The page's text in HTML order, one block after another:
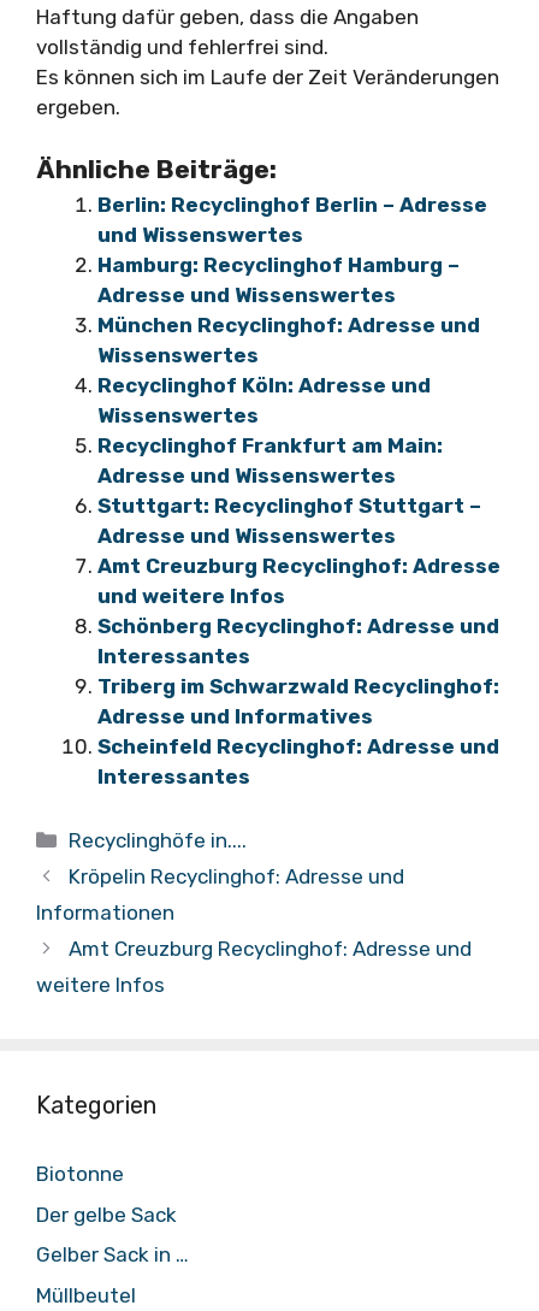
Haftung dafür geben, dass die Angaben
vollständig und fehlerfrei sind.
Es können sich im Laufe der Zeit Veränderungen
ergeben.
Ähnliche Beiträge:
Berlin: Recyclinghof Berlin – Adresse
und Wissenswertes
Hamburg: Recyclinghof Hamburg –
Adresse und Wissenswertes
München Recyclinghof: Adresse und
Wissenswertes
Recyclinghof Köln: Adresse und
Wissenswertes
Recyclinghof Frankfurt am Main:
Adresse und Wissenswertes
Stuttgart: Recyclinghof Stuttgart –
Adresse und Wissenswertes
Amt Creuzburg Recyclinghof: Adresse
und weitere Infos
Schönberg Recyclinghof: Adresse und
Interessantes
Triberg im Schwarzwald Recyclinghof:
Adresse und Informatives
Scheinfeld Recyclinghof: Adresse und
Interessantes
Kategorien
Recyclinghöfe in....
Kröpelin Recyclinghof: Adresse und
Informationen
Amt Creuzburg Recyclinghof: Adresse und
weitere Infos
Kategorien
Biotonne
Der gelbe Sack
Gelber Sack in …
Müllbeutel